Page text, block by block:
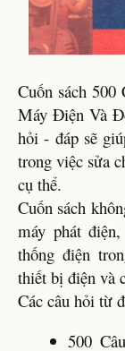
Cuốn sách
Máy Điện Và
hỏi - đáp sẽ
trong việc sửa
cụ thể.
Cuốn sách
máy phát
thống điện
thiết bị điện và
Các câu hỏi từ
500